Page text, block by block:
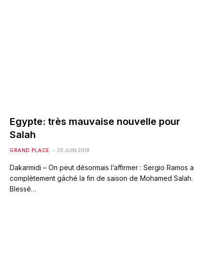
Egypte: très mauvaise nouvelle pour
Salah
GRAND PLACE 20 JUIN 2018
Dakarmidi – On peut désormais l’affirmer : Sergio Ramos a
complètement gâché la fin de saison de Mohamed Salah.
Blessé…